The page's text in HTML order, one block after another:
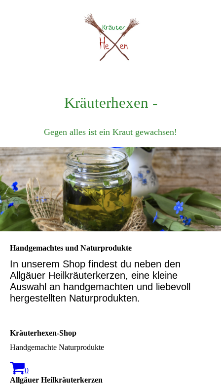
Kräuterhexen -
Gegen alles ist ein Kraut gewachsen!
Handgemachtes und Naturprodukte
In unserem Shop findest du neben den
Allgäuer Heilkräuterkerzen, eine kleine
Auswahl an handgemachten und liebevoll
hergestellten Naturprodukten.
Kräuterhexen-Shop
Handgemachte Naturprodukte
0
Allgäuer Heilkräuterkerzen